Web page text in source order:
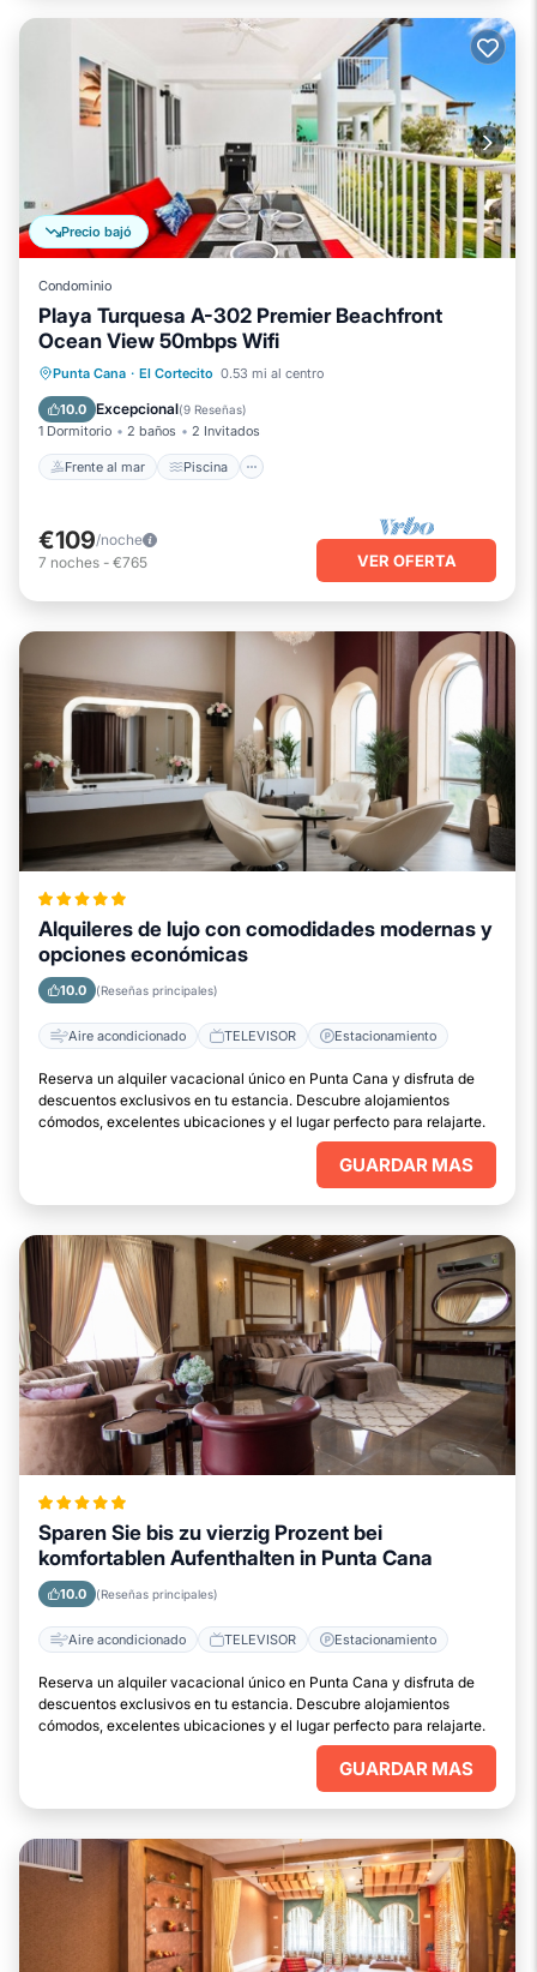
Precio bajó
Condominio
Playa Turquesa A-302 Premier Beachfront
Ocean View 50mbps Wifi
Punta Cana · El Cortecito 0.53 mi al centro
10.0 Excepcional(9 Reseñas)
1 Dormitorio 2 baños 2 Invitados
Frente al mar Piscina
Frente al mar Piscina
Balcón/Terraza
€109/noche
7 noches - €765 VER OFERTA
Alquileres de lujo con comodidades modernas y
opciones económicas
10.0 (Reseñas principales)
Aire acondicionado TELEVISOR Estacionamiento
Reserva un alquiler vacacional único en Punta Cana y disfruta de
descuentos exclusivos en tu estancia. Descubre alojamientos
cómodos, excelentes ubicaciones y el lugar perfecto para relajarte.
GUARDAR MAS
Sparen Sie bis zu vierzig Prozent bei
komfortablen Aufenthalten in Punta Cana
10.0 (Reseñas principales)
Aire acondicionado TELEVISOR Estacionamiento
Reserva un alquiler vacacional único en Punta Cana y disfruta de
descuentos exclusivos en tu estancia. Descubre alojamientos
cómodos, excelentes ubicaciones y el lugar perfecto para relajarte.
GUARDAR MAS